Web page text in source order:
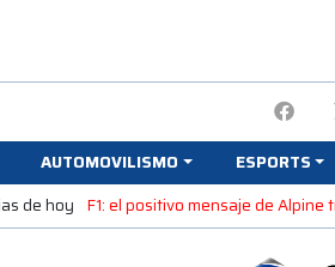
AUTOMOVILISMO ESPORTS
de hoy F1: el positivo mensaje de